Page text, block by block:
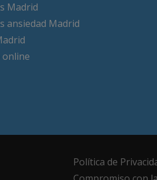
Madrid
ansiedad Madrid
online
Política de